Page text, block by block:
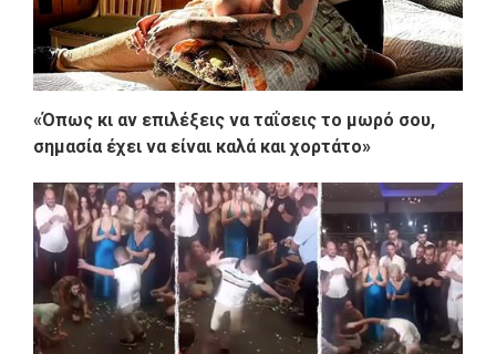
«Όπως κι αν επιλέξεις να ταΐσεις το μωρό σου,
σημασία έχει να είναι καλά και χορτάτο»